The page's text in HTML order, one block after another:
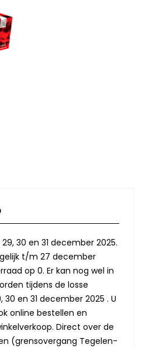
30 en 31 december 2025.
t/m 27 december
op 0. Er kan nog wel in
tijdens de losse
en 31 december 2025 . U
online bestellen en
Direct over de
(grensovergang Tegelen-